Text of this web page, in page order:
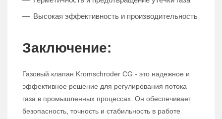
Высокая эффективность и производительность
Заключение:
Газовый клапан Kromschroder CG - это надежное и
эффективное решение для регулирования потока
газа в промышленных процессах. Он обеспечивает
безопасность, точность и стабильность в работе